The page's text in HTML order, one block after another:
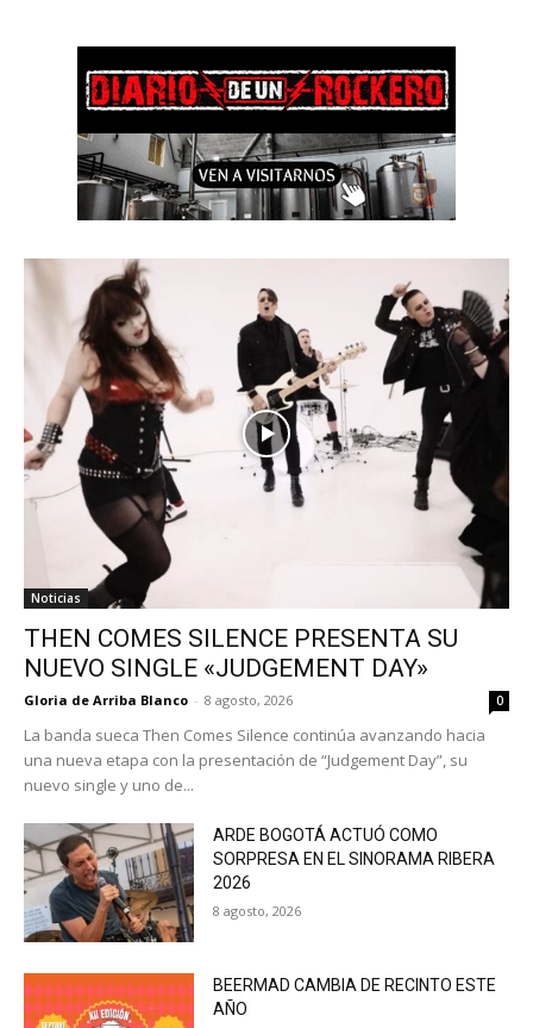
Noticias
THEN COMES SILENCE PRESENTA SU
NUEVO SINGLE «JUDGEMENT DAY»
Gloria de Arriba Blanco - 8 agosto, 2026 0
La banda sueca Then Comes Silence continúa avanzando hacia
una nueva etapa con la presentación de “Judgement Day”, su
nuevo single y uno de...
ARDE BOGOTÁ ACTUÓ COMO
SORPRESA EN EL SINORAMA RIBERA
2026
8 agosto, 2026
BEERMAD CAMBIA DE RECINTO ESTE
AÑO